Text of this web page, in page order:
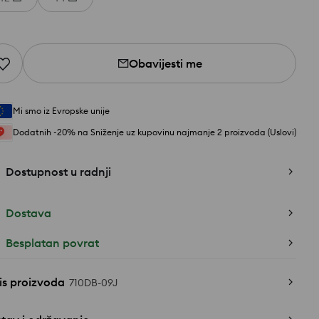
Obavijesti me
Mi smo iz Evropske unije
Dodatnih -20% na Sniženje uz kupovinu najmanje 2 proizvoda (Uslovi)
Dostupnost u radnji
Dostava
Besplatan povrat
proizvoda 710DB-09J